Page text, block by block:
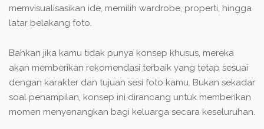
memvisualisasikan ide, memilih wardrobe, properti, hingga
latar belakang foto.
Bahkan jika kamu tidak punya konsep khusus, mereka
akan memberikan rekomendasi terbaik yang tetap sesuai
dengan karakter dan tujuan sesi foto kamu. Bukan sekadar
soal penampilan, konsep ini dirancang untuk memberikan
momen menyenangkan bagi keluarga secara keseluruhan.